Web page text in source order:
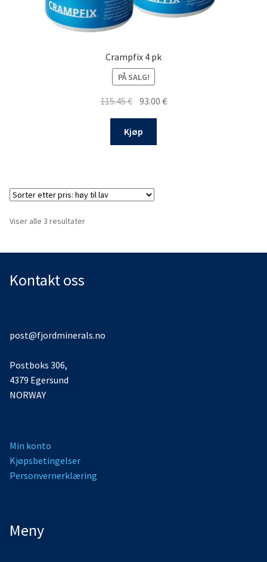
Crampfix 4 pk
PÅ SALG!
115.45€ Opprinnelig
pris
var:
115.45 €.
93.00€Nåværende
Kjøp
Viser alle 3 resultaterSortet
Kontakt oss
post@fjordminerals.no
Postboks 306,
4379 Egersund
NORWAY
Min konto
Kjøpsbetingelser
Personvernerklæring
Meny